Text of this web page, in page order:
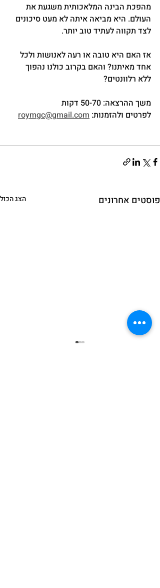
מהפכת הבינה המלאכותית משגעת את
העולם. היא מביאה איתה לא מעט סיכונים
לצד תקווה לעתיד טוב יותר.
אז האם היא טובה או רעה לאנושות ולכל
אחד מאיתנו? והאם בקרוב כולנו נהפוך
ללא רלוונטים?
משך ההרצאה: 50-70 דקות
לפרטים ולהזמנות: roymgc@gmail.com
פוסטים אחרונים הצג הכול